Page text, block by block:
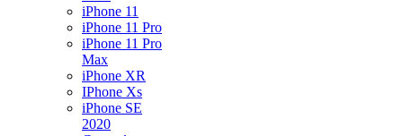
iPhone 11
iPhone 11 Pro
iPhone 11 Pro
Max
iPhone XR
IPhone Xs
iPhone SE
2020